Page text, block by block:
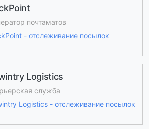
почтаматов
- отслеживание посылок
Logistics
служба
Logistics - отслеживание посылок